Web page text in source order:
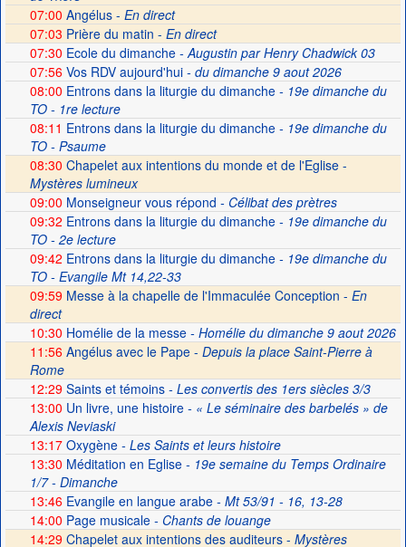
07:00 Angélus - En direct
07:03 Prière du matin - En direct
07:30 Ecole du dimanche- Augustin par Henry Chadwick 03
07:56Vos RDV aujourd'hui- du dimanche 9 aout 2026
08:00 Entrons dans la liturgie du dimanche- 19e dimanche du
TO - 1re lecture
08:11 Entrons dans la liturgie du dimanche- 19e dimanche du
TO - Psaume
08:30 Chapelet aux intentions du monde et de l'Eglise -
Mystères lumineux
09:00 Monseigneur vous répond - Célibat des prètres
09:32 Entrons dans la liturgie du dimanche- 19e dimanche du
TO - 2e lecture
09:42 Entrons dans la liturgie du dimanche- 19e dimanche du
TO - Evangile Mt 14,22-33
09:59 Messe à la chapelle de l'Immaculée Conception - En
direct
10:30 Homélie de la messe- Homélie du dimanche 9 aout 2026
11:56 Angélus avec le Pape - Depuis la place Saint-Pierre à
Rome
12:29Saints et témoins- Les convertis des 1ers siècles 3/3
13:00 Un livre, une histoire- « Le séminaire des barbelés » de
Alexis Neviaski
13:17Oxygène- Les Saints et leurs histoire
13:30 Méditation en Eglise- 19e semaine du Temps Ordinaire
1/7 - Dimanche
13:46Evangile en langue arabe- Mt 53/91 - 16, 13-28
14:00 Page musicale- Chants de louange
14:29 Chapelet aux intentions des auditeurs - Mystères